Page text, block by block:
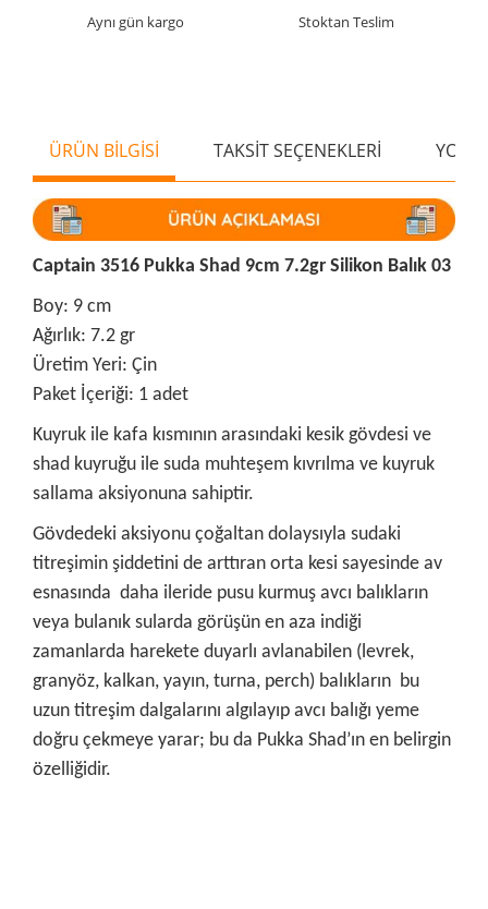
Aynı gün kargo Stoktan Teslim
ÜRÜN BİLGİSİ TAKSİT SEÇENEKLERİ
Captain 3516 Pukka Shad 9cm 7.2gr Silikon Balık 03
Boy: 9 cm
Ağırlık: 7.2 gr
Üretim Yeri: Çin
Paket İçeriği: 1 adet
Kuyruk ile kafa kısmının arasındaki kesik gövdesi ve
shad kuyruğu ile suda muhteşem kıvrılma ve kuyruk
sallama aksiyonuna sahiptir.
Gövdedeki aksiyonu çoğaltan dolaysıyla sudaki
titreşimin şiddetini de arttıran orta kesi sayesinde av
esnasında daha ileride pusu kurmuş avcı balıkların
veya bulanık sularda görüşün en aza indiği
zamanlarda harekete duyarlı avlanabilen (levrek,
granyöz, kalkan, yayın, turna, perch) balıkların bu
uzun titreşim dalgalarını algılayıp avcı balığı yeme
doğru çekmeye yarar; bu da Pukka Shad’ın en belirgin
özelliğidir.